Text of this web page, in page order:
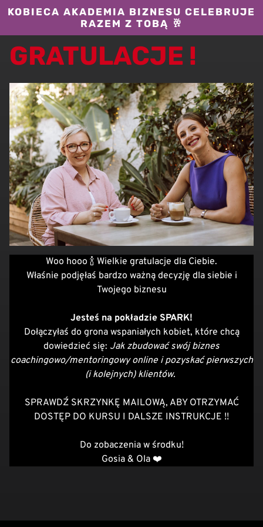
KOBIECA AKADEMIA BIZNESU CELEBRUJE
RAZEM Z TOBĄ 🥂
GRATULACJE !
Woo hooo 🍾 Wielkie gratulacje dla Ciebie.
Właśnie podjęłaś bardzo ważną decyzję dla siebie i
Twojego biznesu
Jesteś na pokładzie SPARK!
Dołączyłaś do grona wspaniałych kobiet, które chcą
dowiedzieć się: Jak zbudować swój biznes
coachingowo/mentoringowy online i pozyskać pierwszych
(i kolejnych) klientów.
SPRAWDŹ SKRZYNKĘ MAILOWĄ, ABY OTRZYMAĆ
DOSTĘP DO KURSU I DALSZE INSTRUKCJE !!
Do zobaczenia w środku!
Gosia & Ola ❤️